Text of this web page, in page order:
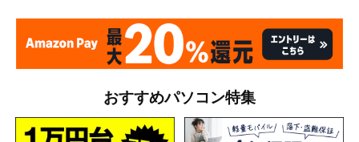
おすすめパソコン特集